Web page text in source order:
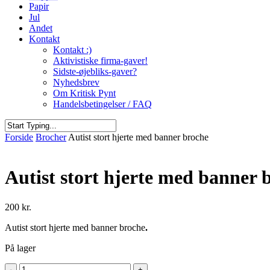
Papir
Jul
Andet
Kontakt
Kontakt :)
Aktivistiske firma-gaver!
Sidste-øjebliks-gaver?
Nyhedsbrev
Om Kritisk Pynt
Handelsbetingelser / FAQ
Close
Forside Brocher Autist stort hjerte med banner broche
Autist stort hjerte med banner
200 kr.
Autist stort hjerte med banner broche.
På lager
Autist